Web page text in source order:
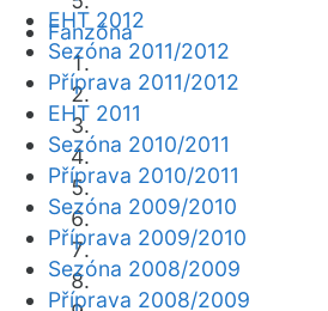
Fanzóna
EHT 2012
Sezóna 2011/2012
Příprava 2011/2012
EHT 2011
Sezóna 2010/2011
Příprava 2010/2011
Sezóna 2009/2010
Příprava 2009/2010
Sezóna 2008/2009
Příprava 2008/2009